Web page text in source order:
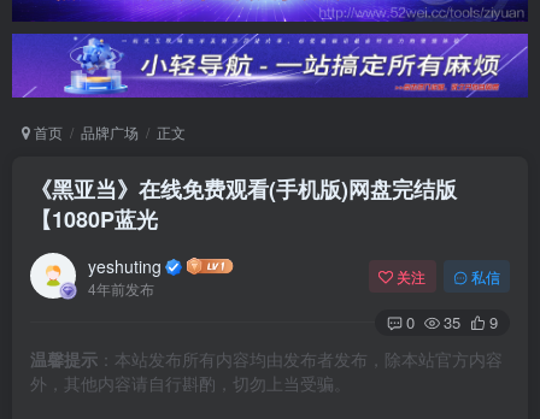
首页 品牌广场 正文
《黑亚当》在线免费观看(手机版)网盘完结版
【1080P蓝光
yeshuting
4年前发布
关注 私信
0 35 9
温馨提示 ：本站发布所有内容均由发布者发布，除本站官方内容
外，其他内容请自行斟酌，切勿上当受骗。